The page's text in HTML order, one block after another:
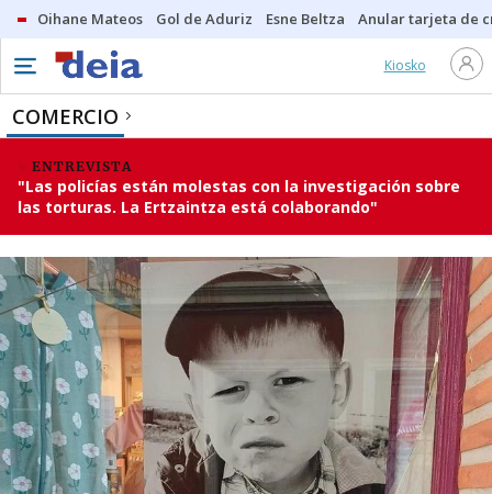
Oihane Mateos Gol de Aduriz Esne Beltza Anular tarjeta de
Kiosko
COMERCIO
ENTREVISTA
"Las policías están molestas con la investigación sobre
las torturas. La Ertzaintza está colaborando"